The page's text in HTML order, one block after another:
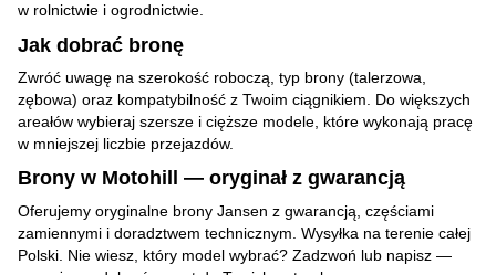
w rolnictwie i ogrodnictwie.
Jak dobrać bronę
Zwróć uwagę na szerokość roboczą, typ brony (talerzowa,
zębowa) oraz kompatybilność z Twoim ciągnikiem. Do większych
areałów wybieraj szersze i cięższe modele, które wykonają pracę
w mniejszej liczbie przejazdów.
Brony w Motohill — oryginał z gwarancją
Oferujemy oryginalne brony Jansen z gwarancją, częściami
zamiennymi i doradztwem technicznym. Wysyłka na terenie całej
Polski. Nie wiesz, który model wybrać? Zadzwoń lub napisz —